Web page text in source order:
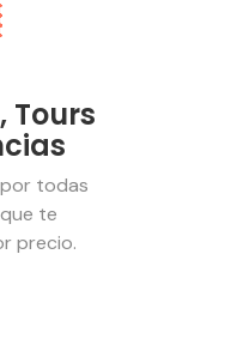
Tours
todas
te
precio.